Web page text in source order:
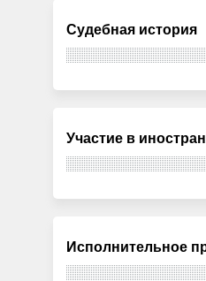
Судебная история
Участие в
Исполнительное